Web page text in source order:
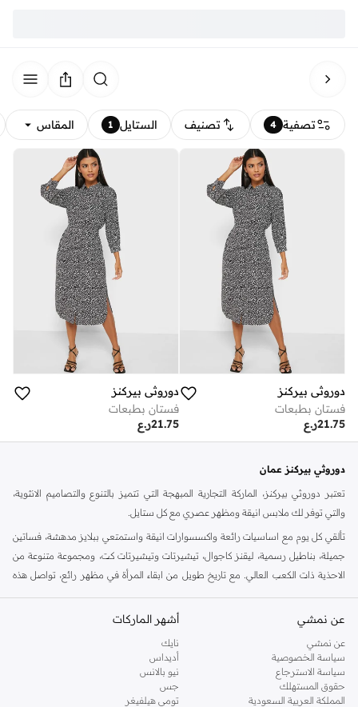
تصفية 4 تصنيف الستايل 1 المقاس
دوروثي بيركنز
فستان بطبعات
ر.ع21.75
دوروثي بيركنز
فستان بطبعات
ر.ع21.75
دوروثي بيركنز عمان
تعتبر دوروثي بيركنز، الماركة التجارية المبهجة التي تتميز بالتنوع والتصاميم الانثوية،
والتي توفر لك ملابس انيقة ومظهر عصري مع كل ستايل.
تألقي كل يوم مع اساسيات رائعة واكسسوارات انيقة واستمتعي ببلايز مدهشة، فساتين
جميلة، بناطيل رسمية، ليقنز كاجوال، تيشيرتات وتيشيرتات كت، ومجموعة متنوعة من
الاحذية ذات الكعب العالي. مع تاريخ طويل من ابقاء المرأة في مظهر رائع، تواصل هذه
كنت تقومين بتجديد خزانة ملابسك الملائمة للعمل، البحث عن فستان مثالي للحفلات او
اليه.
تسوقي دوروثي بيركنز اون لاين مسقط
تسوقي دوروثي بيركنز اون لاين من نمشي واستمتعي باكثر من الف ستايل من مجموعة
عن نمشي
عن نمشي
سياسة الخصوصية
سياسة الاسترجاع
حقوق المستهلك
المملكة العربية السعودية
أشهر الماركات
نايك
أديداس
نيو بالانس
جس
تومي هيلفيغر